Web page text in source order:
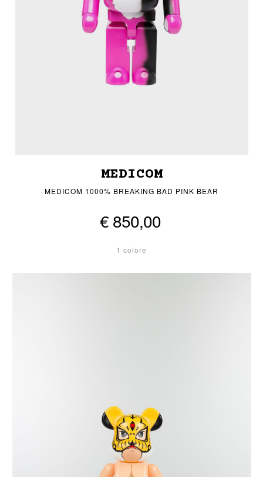
MEDICOM
MEDICOM 1000% BREAKING BAD PINK BEAR
€ 850,00
1 colore